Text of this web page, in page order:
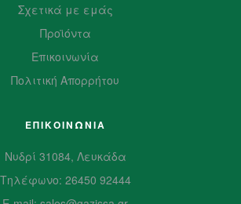
Σχετικά με εμάς
Προϊόντα
Επικοινωνία
Πολιτική Απορρήτου
ΕΠΙΚΟΙΝΩΝΙΑ
Νυδρί 31084, Λευκάδα
Τηλέφωνο: 26450 92444